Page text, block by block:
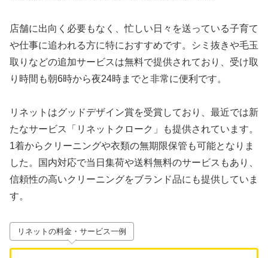
店舗に出向く必要もなく、忙しい日々を送っている子育て
や仕事に追われる方に特におすすめです。シミ抜きや毛玉
取りなどの追加サービスは無料で提供されており、受け取
り時間も朝6時から夜24時までと非常に便利です。
リネットはグッドデザイン賞を受賞しており、最近では新
たなサービス「リネットクローク」も提供されています。
1着からクリーニングや衣類の無期限保管も可能となりま
した。国内対応で当日集荷や送料無料のサービスもあり、
信頼性の高いクリーニングをブランド品にも提供していま
す。
リネットの料金・サービス一例